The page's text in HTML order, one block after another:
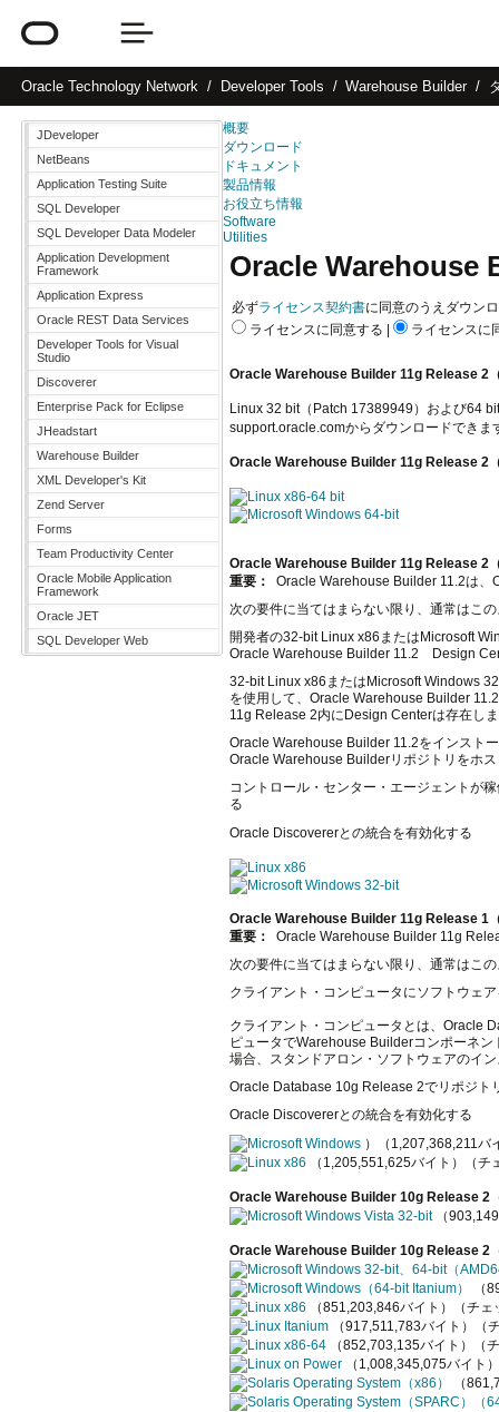
Oracle Technology Network Developer Tools Warehouse Builder
JDeveloper
NetBeans
Application Testing Suite
SQL Developer
SQL Developer Data Modeler
Application Development
Framework
Application Express
Oracle REST Data Services
Developer Tools for Visual
Studio
Discoverer
Enterprise Pack for Eclipse
JHeadstart
Warehouse Builder
XML Developer's Kit
Zend Server
Forms
Team Productivity Center
Oracle Mobile Application
Framework
Oracle JET
SQL Developer Web
概要
ダウンロード
ドキュメント
製品情報
お役立ち情報
Software
Utilities
Oracle Warehouse
必ずライセンス契約書に同意のうえダウン
ライセンスに 同意する ライセンスに
Oracle Warehouse Builder 11g Release 2
Linux 32 bit（Patch 17389949）および64
support.oracle.comからダウンロードでき
Oracle Warehouse Builder 11g Release 2
Linux x86-64 bit
Microsoft Windows 64-bit
Oracle Warehouse Builder 11g Release 2
重要：
Oracle Warehouse Builder 11.2は
次の要件に当てはまらない限り、通常はこ
開発者の32-bit Linux x86またはMicrosoft
Oracle Warehouse Builder 11.2 Design
32-bit Linux x86またはMicrosoft Windows
を使用して、Oracle Warehouse Builder
11g Release 2内にDesign Centerは存在し
Oracle Warehouse Builder 11.2をインスト
Oracle Warehouse Builderリポジトリをホ
コントロール・センター・エージェントが
る
Oracle Discovererとの統合を有効化する
Linux x86
Microsoft Windows 32-bit
Oracle Warehouse Builder 11g Release 1
重要：
Oracle Warehouse Builder 11g
次の要件に当てはまらない限り、通常はこ
クライアント・コンピュータにソフトウェ
クライアント・コンピュータとは、Oracle
ピュータでWarehouse Builderコンポーネ
場合、スタンドアロン・ソフトウェアのイ
Oracle Database 10g Release 2でリポジト
Oracle Discovererとの統合を有効化する
Microsoft Windows ）（1,207,368,211バ
Linux x86
（1,205,551,625バイト）（
Oracle Warehouse Builder 10g Release 2
Microsoft Windows Vista 32-bit
（
Oracle Warehouse Builder 10g Release 2
Microsoft Windows 32-bit、64-bit（
Microsoft Windows（64-bit Itanium）
（
Linux x86
（851,203,846バイト）（チ
Linux Itanium
（917,511,783バイト）（
Linux x86-64
（852,703,135バイト）（
Linux on Power
（1,008,345,075バイト
Solaris Operating System（x86）
（
Solaris Operating System（SPARC）（